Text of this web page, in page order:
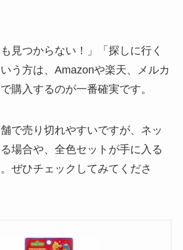
見つからない！」「探しに行く
う方は、Amazonや楽天、メルカ
購入するのが一番確実です。
で売り切れやすいですが、ネッ
場合や、全色セットが手に入る
ぜひチェックしてみてくださ